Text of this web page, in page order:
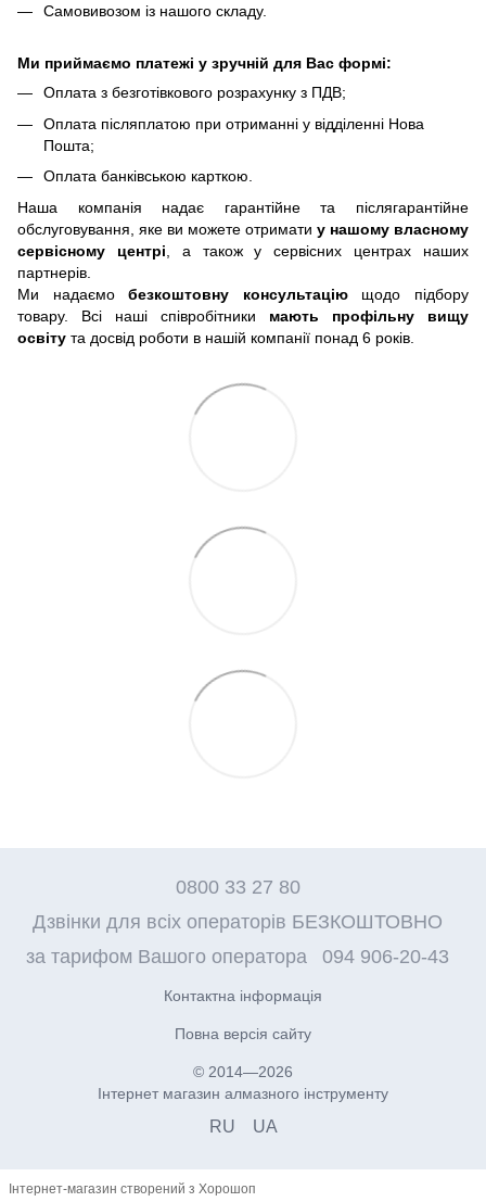
Самовивозом із нашого складу.
Ми приймаємо платежі у зручній для Вас формі:
Оплата з безготівкового розрахунку з ПДВ;
Оплата післяплатою при отриманні у відділенні Нова
Пошта;
Оплата банківською карткою.
Наша компанія надає гарантійне та післягарантійне
обслуговування, яке ви можете отримати у нашому власному
сервісному центрі , а також у сервісних центрах наших
партнерів.
Ми надаємобезкоштовну консультаціющодо підбору
товару. Всі наші співробітники мають профільну вищу
освіту та досвід роботи в нашій компанії понад 6 років.
0800 33 27 80
Дзвінки для всіх операторів БЕЗКОШТОВНО
за тарифом Вашого оператора
094 906-20-43
Контактна інформація
Повна версія сайту
© 2014—2026
Інтернет магазин алмазного інструменту
RU UA
Інтернет-магазин створений з Хорошоп